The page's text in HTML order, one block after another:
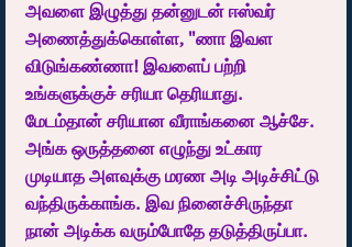
அவளை இழுத்து தன்னுடன் ஈஸ்வர்
அணைத்துக்கொள்ள, "ணா இவள
விடுங்கண்ணா! இவளைப் பற்றி
உங்களுக்குச் சரியா தெரியாது.
மேடம்தான் சரியான வீராங்கனை ஆச்சே.
அங்க ஒருத்தனை எழுந்து உட்கார
முடியாத அளவுக்கு மரண அடி அடிச்சிட்டு
வந்திருக்காங்க. இவ நினைச்சிருந்தா
நான் அடிக்க வரும்போதே தடுத்திருப்பா.